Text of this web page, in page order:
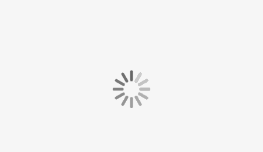
handen warm kunt houden. De trainingsbroek is voorzien van
ritszakken waarin je veilig je benodigde spullen kunt bewaren.